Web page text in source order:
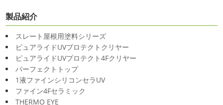
製品紹介
スレート屋根用塗料シリーズ
ピュアライドUVプロテクトクリヤー
ピュアライドUVプロテクト4Fクリヤー
パーフェクトトップ
1液ファインシリコンセラUV
ファイン4Fセラミック
THERMO EYE